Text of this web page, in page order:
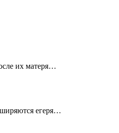
их матеря…
егеря…